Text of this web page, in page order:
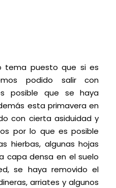
tema puesto que si es
podido salir con
posible que se haya
esta primavera en
con cierta asiduidad y
por lo que es posible
hierbas, algunas hojas
capa densa en el suelo
se haya removido el
arriates y algunos